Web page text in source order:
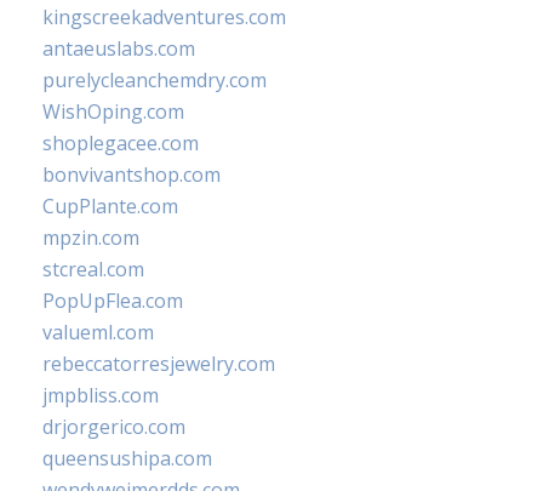
kingscreekadventures.com
antaeuslabs.com
purelycleanchemdry.com
WishOping.com
shoplegacee.com
bonvivantshop.com
CupPlante.com
mpzin.com
stcreal.com
PopUpFlea.com
valueml.com
rebeccatorresjewelry.com
jmpbliss.com
drjorgerico.com
queensushipa.com